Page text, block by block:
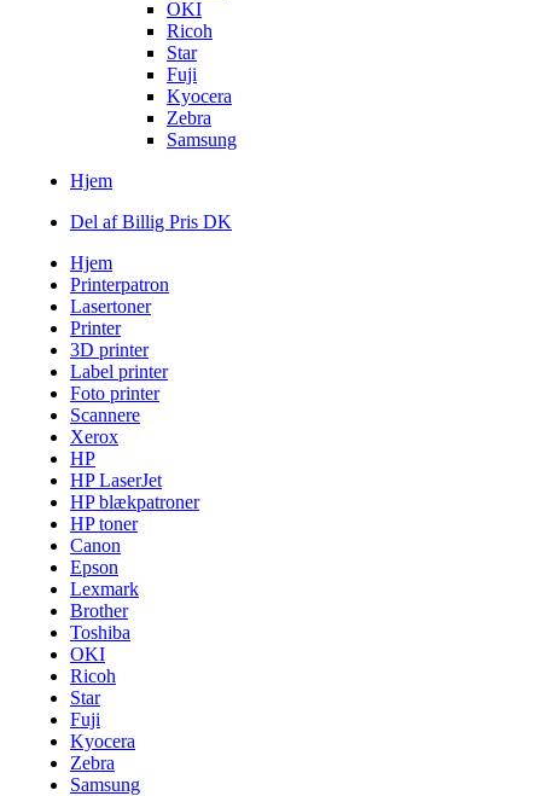
OKI
Ricoh
Star
Fuji
Kyocera
Zebra
Samsung
Hjem
Del af Billig Pris DK
Hjem
Printerpatron
Lasertoner
Printer
3D printer
Label printer
Foto printer
Scannere
Xerox
HP
HP LaserJet
HP blækpatroner
HP toner
Canon
Epson
Lexmark
Brother
Toshiba
OKI
Ricoh
Star
Fuji
Kyocera
Zebra
Samsung